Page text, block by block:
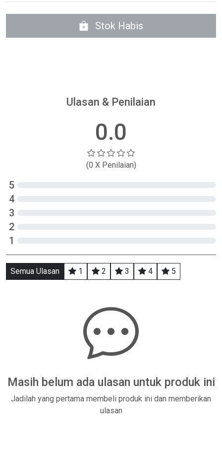
Stok Habis
Ulasan & Penilaian
0.0
(0 X Penilaian)
5
4
3
2
1
Semua Ulasan 1 2 3 4 5
Masih belum ada ulasan untuk produk ini
Jadilah yang pertama membeli produk ini dan memberikan
ulasan